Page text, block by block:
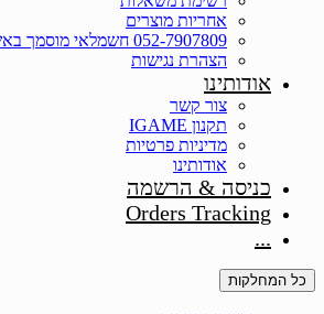
אחריות מוצרים
052-7907809 חשמלאי מוסמך באשדוד
הצהרת נגישות
אודותינו
צור קשר
תקנון IGAME
מדיניות פרטיות
אודותינו
כניסה & הרשמה
Orders Tracking
...
כל המחלקות